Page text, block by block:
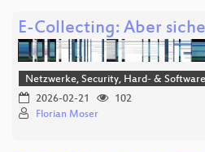
E-Collecting: Aber
Netzwerke, Security, Hard- & Software
2026-02-21
102
Florian Moser